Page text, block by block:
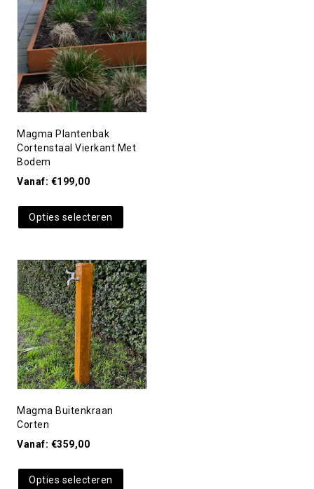
Magma Plantenbak
Cortenstaal Vierkant Met
Bodem
Vanaf: €199,00
Opties selecteren
Magma Buitenkraan
Corten
Vanaf: €359,00
Opties selecteren